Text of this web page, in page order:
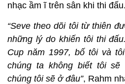
nhạc ầm ĩ trên sân khi thi đấu.
“Seve theo dõi tôi từ thiên
những lý do khiến tôi thi
Cup năm 1997, bố tôi và
chúng ta không biết tôi
chúng tôi sẽ ở đâu”, Rahm